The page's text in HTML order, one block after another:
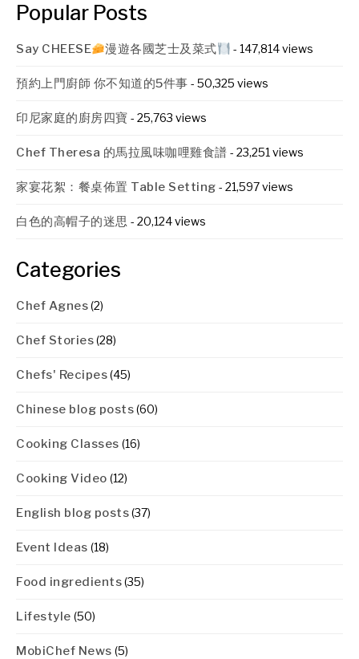
Popular Posts
Say CHEESE 漫遊各國芝士及菜式 - 147,814 views
預約上門廚師 你不知道的5件事 - 50,325 views
印尼家庭的廚房四寶 - 25,763 views
Chef Theresa 的馬拉風味咖哩雞食譜 - 23,251 views
家宴花絮：餐桌佈置 Table Setting - 21,597 views
白色的高帽子的迷思 - 20,124 views
Categories
Chef Agnes(2)
Chef Stories(28)
Chefs' Recipes(45)
Chinese blog posts(60)
Cooking Classes (16)
Cooking Video (12)
English blog posts(37)
Event Ideas (18)
Food ingredients(35)
Lifestyle (50)
MobiChef News (5)